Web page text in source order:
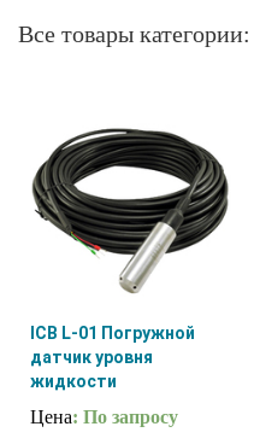
Все товары категории:
ICB L-01 Погружной
датчик уровня
жидкости
Цена: По запросу